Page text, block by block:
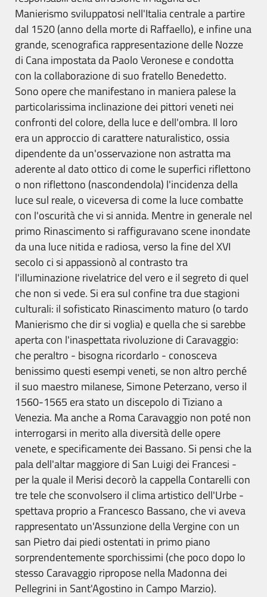
Manierismo sviluppatosi nell'Italia centrale a partire
dal 1520 (anno della morte di Raffaello), e infine una
grande, scenografica rappresentazione delle Nozze
di Cana impostata da Paolo Veronese e condotta
con la collaborazione di suo fratello Benedetto.
Sono opere che manifestano in maniera palese la
particolarissima inclinazione dei pittori veneti nei
confronti del colore, della luce e dell'ombra. Il loro
era un approccio di carattere naturalistico, ossia
dipendente da un'osservazione non astratta ma
aderente al dato ottico di come le superfici riflettono
o non riflettono (nascondendola) l'incidenza della
luce sul reale, o viceversa di come la luce combatte
con l'oscurità che vi si annida. Mentre in generale nel
primo Rinascimento si raffiguravano scene inondate
da una luce nitida e radiosa, verso la fine del XVI
secolo ci si appassionò al contrasto tra
l'illuminazione rivelatrice del vero e il segreto di quel
che non si vede. Si era sul confine tra due stagioni
culturali: il sofisticato Rinascimento maturo (o tardo
Manierismo che dir si voglia) e quella che si sarebbe
aperta con l'inaspettata rivoluzione di Caravaggio:
che peraltro - bisogna ricordarlo - conosceva
benissimo questi esempi veneti, se non altro perché
il suo maestro milanese, Simone Peterzano, verso il
1560-1565 era stato un discepolo di Tiziano a
Venezia. Ma anche a Roma Caravaggio non poté non
interrogarsi in merito alla diversità delle opere
venete, e specificamente dei Bassano. Si pensi che la
pala dell'altar maggiore di San Luigi dei Francesi -
per la quale il Merisi decorò la cappella Contarelli con
tre tele che sconvolsero il clima artistico dell'Urbe -
spettava proprio a Francesco Bassano, che vi aveva
rappresentato un'Assunzione della Vergine con un
san Pietro dai piedi ostentati in primo piano
sorprendentemente sporchissimi (che poco dopo lo
stesso Caravaggio ripropose nella Madonna dei
Pellegrini in Sant'Agostino in Campo Marzio).